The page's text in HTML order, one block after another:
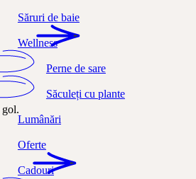
Săruri de baie
Wellness
Perne de sare
Săculeți cu plante
Lumânări
Oferte
Cadouri
gol.